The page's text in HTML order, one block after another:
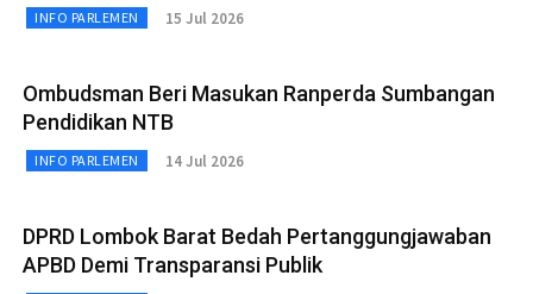
INFO PARLEMEN 15 Jul 2026
Ombudsman Beri Masukan Ranperda Sumbangan
Pendidikan NTB
INFO PARLEMEN 14 Jul 2026
DPRD Lombok Barat Bedah Pertanggungjawaban
APBD Demi Transparansi Publik